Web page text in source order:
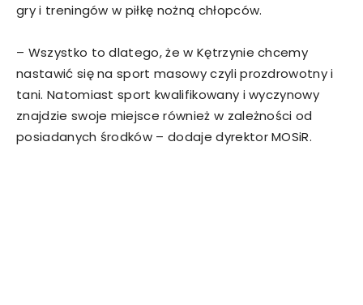
gry i treningów w piłkę nożną chłopców.
– Wszystko to dlatego, że w Kętrzynie chcemy
nastawić się na sport masowy czyli prozdrowotny i
tani. Natomiast sport kwalifikowany i wyczynowy
znajdzie swoje miejsce również w zależności od
posiadanych środków – dodaje dyrektor MOSiR.